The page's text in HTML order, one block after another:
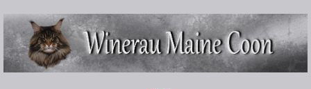
Direkt zum Inhalt
Winerau
Maine
Coon